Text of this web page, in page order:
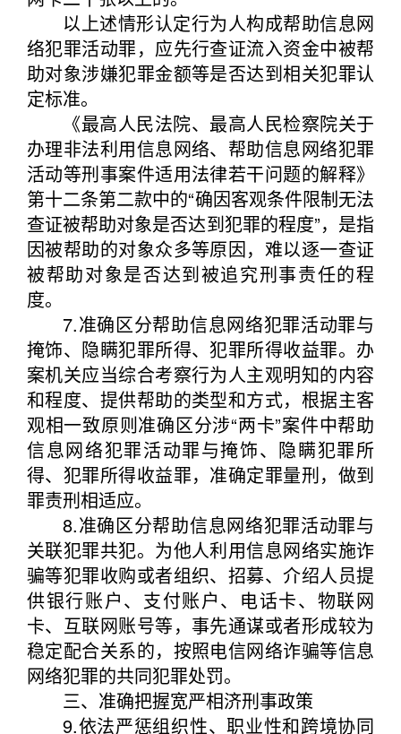
以上述情形认定行为人构成帮助信息网
络犯罪活动罪，应先行查证流入资金中被帮
助对象涉嫌犯罪金额等是否达到相关犯罪认
定标准。
《最高人民法院、最高人民检察院关于
办理非法利用信息网络、帮助信息网络犯罪
活动等刑事案件适用法律若干问题的解释》
第十二条第二款中的“确因客观条件限制无法
查证被帮助对象是否达到犯罪的程度”，是指
因被帮助的对象众多等原因，难以逐一查证
被帮助对象是否达到被追究刑事责任的程
度。
7.准确区分帮助信息网络犯罪活动罪与
掩饰、隐瞒犯罪所得、犯罪所得收益罪。办
案机关应当综合考察行为人主观明知的内容
和程度、提供帮助的类型和方式，根据主客
观相一致原则准确区分涉“两卡”案件中帮助
信息网络犯罪活动罪与掩饰、隐瞒犯罪所
得、犯罪所得收益罪，准确定罪量刑，做到
罪责刑相适应。
8.准确区分帮助信息网络犯罪活动罪与
关联犯罪共犯。为他人利用信息网络实施诈
骗等犯罪收购或者组织、招募、介绍人员提
供银行账户、支付账户、电话卡、物联网
卡、互联网账号等，事先通谋或者形成较为
稳定配合关系的，按照电信网络诈骗等信息
网络犯罪的共同犯罪处罚。
三、准确把握宽严相济刑事政策
9.依法严惩组织性、职业性和跨境协同